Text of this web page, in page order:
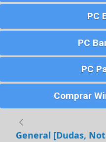
PC
PC
PC
Comprar